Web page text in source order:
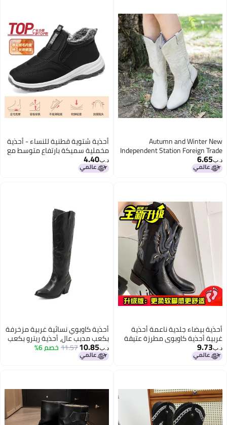
Autumn and Winter New
Independent Station Foreign Trade
Large Size Women's Boots
Western Cowboy Boots Mid-heel
د.ب‏6.65
أحذية شتوية قطنية للنساء - أحذية
مخملية سميكة بارتفاع متوسط مع
نعل مسطح
د.ب‏4.40
أحذية بيضاء جلدية ناعمة أحذية
غربية أحذية كاوبوي مطرزة عتيقة
أحذية متوسطة للنساء مع تنورة
د.ب‏9.73
أحذية كاوبوي نسائية غربية مزخرفة
بكعب مدبب عالٍ، أحذية ريترو بكعب
سميك بسحاب جانبي، أحذية فارس
ريفية
د.ب‏10.85
11.57خصم 6%